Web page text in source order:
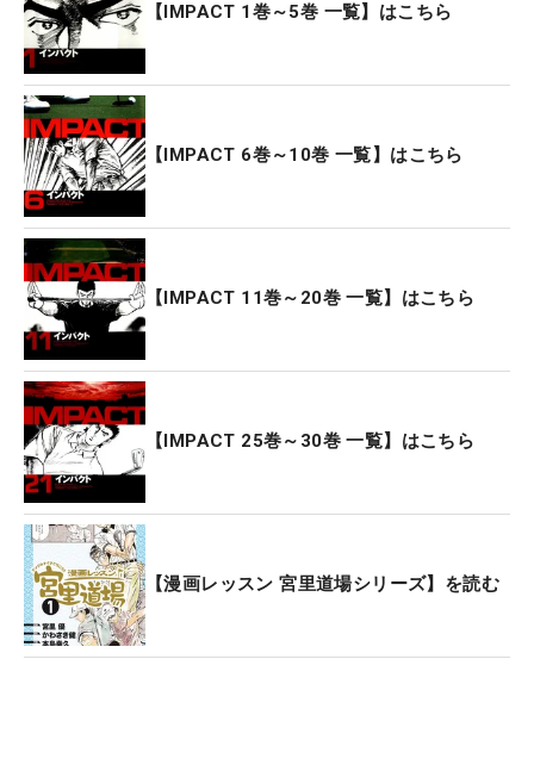
【IMPACT 1巻～5巻 一覧】はこちら
【IMPACT 6巻～10巻 一覧】はこちら
【IMPACT 11巻～20巻 一覧】はこちら
【IMPACT 25巻～30巻 一覧】はこちら
【漫画レッスン 宮里道場シリーズ】を読む